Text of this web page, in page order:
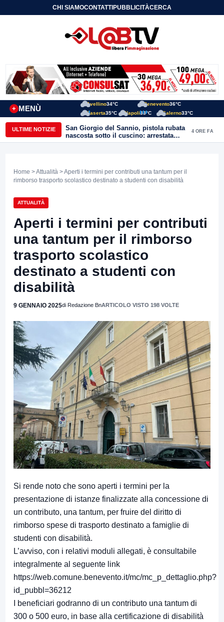
CHI SIAMOCONTATTIPUBBLICITÀCERCA
MENÙ
+
Avellino34°C Benevento36°C
Caserta35°C Napoli33°C Salerno33°C
ULTIME NOTIZIE
San Giorgio del Sannio, pistola rubata
nascosta sotto il cuscino: arrestata
51enne
4 ORE FA
Home >Attualità > Aperti i termini per contributi una tantum per il
rimborso trasporto scolastico destinato a studenti con disabilità
ATTUALITÀ
Aperti i termini per contributi
una tantum per il rimborso
trasporto scolastico
destinato a studenti con
disabilità
9 GENNAIO 2025di Redazione BnARTICOLO VISTO 198 VOLTE
Si rende noto che sono aperti i termini per la
presentazione di istanze finalizzate alla concessione di
un contributo, una tantum, per fruire del diritto di
rimborso spese di trasporto destinato a famiglie di
studenti con disabilità.
L’avviso, con i relativi moduli allegati, è consultabile
integralmente al seguente link
https://web.comune.benevento.it/mc/mc_p_dettaglio.php?
id_pubbl=36212
I beneficiari godranno di un contributo una tantum di
300 o 500 euro, in base alla certificazione di disabilità